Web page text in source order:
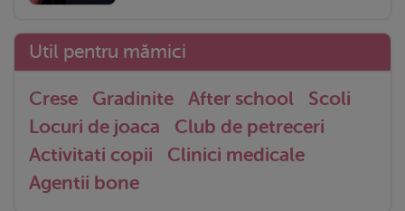
Util pentru mămici
Crese Gradinite After school
Scoli
Locuri de joaca
Club de petreceri
Activitati copii
Clinici medicale
Agentii bone